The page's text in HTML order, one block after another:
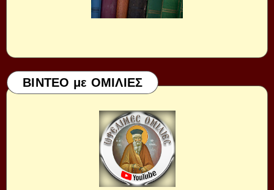
ΒΙΝΤΕΟ με ΟΜΙΛΙΕΣ